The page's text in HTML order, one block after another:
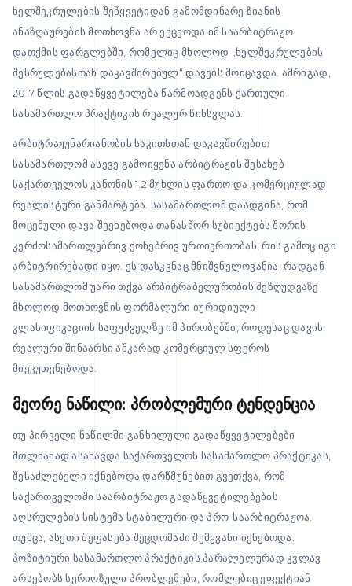
ხელშეკრულების შეწყვეტიდან გამომდინარე ზიანის
ანაზღაურების მოთხოვნა არ ექცეოდა იმ საარბიტრაჟო
დათქმის ფარგლებში, რომელიც მხოლოდ „ხელშეკრულების
შესრულებასთან დაკავშირებულ“ დავებს მოიცავდა. ამრიგად,
2017 წლის გადაწყვეტილება წარმოადგენს ქართული
სასამართლო პრაქტიკის რეალურ წინსვლას.
არბიტრაჟუნარიანობის საკითხთან დაკავშირებით
სასამართლომ ასევე გამოიყენა არბიტრაჟის შესახებ
საქართველოს კანონის 1.2 მუხლის ფართო და კომერციულად
რეალისტური განმარტება. სასამართლომ დაადგინა, რომ
მოცემული დავა შეეხებოდა თანასწორ სუბიექტებს შორის
კერძოსამართლებრივ ქონებრივ ურთიერთობას, რის გამოც იგი
არბიტრირებადი იყო. ეს დასკვნაც მნიშვნელოვანია, რადგან
სასამართლომ უარი თქვა არბიტრაბელურობის შეზღუდვაზე
მხოლოდ მოთხოვნის ფორმალური იურიდიული
კლასიფიკაციის საფუძველზე იმ პირობებში, როდესაც დავის
რეალური შინაარსი აშკარად კომერციულ სფეროს
მიეკუთვნებოდა.
მეორე ნაწილი: პრობლემური ტენდენცია
თუ პირველი ნაწილში განხილული გადაწყვეტილებები
მთლიანად ასახავდა საქართველოს სასამართლო პრაქტიკას,
შესაძლებელი იქნებოდა დარწმუნებით გვეთქვა, რომ
საქართველოში საარბიტრაჟო გადაწყვეტილებების
აღსრულების სისტემა სტაბილური და პრო-საარბიტრაჟოა.
თუმცა, ასეთი შეფასება შეცდომაში შემყვანი იქნებოდა.
პოზიტიური სასამართლო პრაქტიკის პარალელურად კვლავ
არსებობს სერიოზული პრობლემები, რომლებიც ეფექტიან